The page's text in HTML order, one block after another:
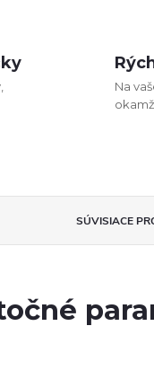
Na
SÚVISIACE